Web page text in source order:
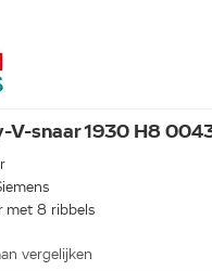
V-snaar 1930 H8
met 8 ribbels
vergelijken